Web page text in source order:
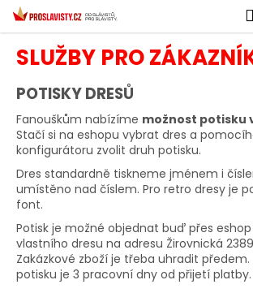
Přejít
obsah
SLUŽBY PRO
POTISKY DRESŮ
Fanouškům nabízíme možnost potisku
Stačí si na eshopu vybrat dres a
konfigurátoru zvolit druh potisku.
Dres standardně tiskneme jménem i
umístěno nad číslem. Pro retro dresy je
font.
Potisk je možné objednat buď přes
vlastního dresu na adresu Žirovnická
Zakázkové zboží je třeba uhradit
potisku je 3 pracovní dny od přijetí platby.
o
C
o
p
o
t
ř
e
b
u
j